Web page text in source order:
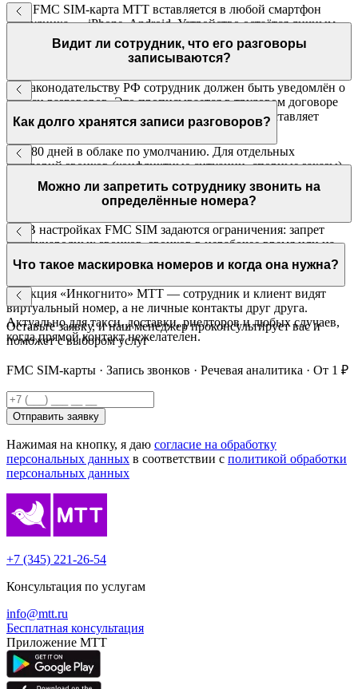
Нет. FMC SIM-карта МТТ вставляется в любой смартфон
сотрудника — iPhone, Android. Устройство остаётся личным,
связь становится корпоративной.
Видит ли сотрудник, что его разговоры
записываются?
По законодательству РФ сотрудник должен быть уведомлён о
записи разговоров. Это прописывается в трудовом договоре
или дополнительном соглашении — МТТ предоставляет
шаблон.
Как долго хранятся записи разговоров?
До 180 дней в облаке по умолчанию. Для отдельных
категорий звонков (конфликтные ситуации, спорные заказы)
запись можно скачать и сохранить локально на
неограниченный срок.
Можно ли запретить сотруднику звонить на
определённые номера?
Да. В настройках FMC SIM задаются ограничения: запрет
международных звонков, звонков в нерабочее время или на
конкретные направления. Настраивается индивидуально для
каждого сотрудника.
Что такое маскировка номеров и когда она нужна?
Функция «Инкогнито» МТТ — сотрудник и клиент видят
виртуальный номер, а не личные контакты друг друга.
Актуально для такси, доставки, риелторов и любых случаев,
когда прямой контакт нежелателен.
Оставьте заявку, и наш менеджер проконсультирует вас и
поможет с выбором услуг
FMC SIM-карты · Запись звонков · Речевая аналитика · От 1 ₽
Отправить заявку
Нажимая на кнопку, я даю согласие на обработку
персональных данных в соответствии с политикой обработки
персональных данных
+7 (345) 221-26-54
Консультация по услугам
info@mtt.ru
Бесплатная консультация
Приложение МТТ